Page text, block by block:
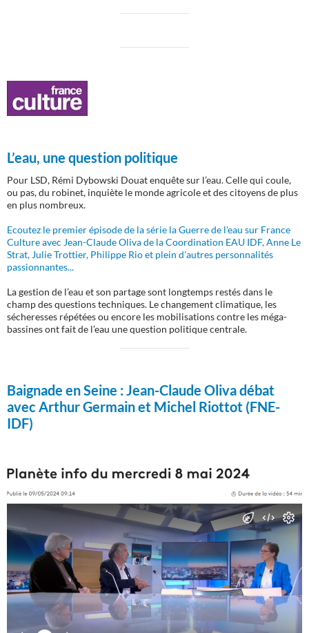
L’eau, une question politique
Pour LSD, Rémi Dybowski Douat enquête sur l’eau. Celle qui coule,
ou pas, du robinet, inquiète le monde agricole et des citoyens de plus
en plus nombreux.
Ecoutez le premier épisode de la série la Guerre de l'eau sur France
Culture avec Jean-Claude Oliva de la Coordination EAU IDF, Anne Le
Strat, Julie Trottier, Philippe Rio et plein d'autres personnalités
passionnantes...
La gestion de l’eau et son partage sont longtemps restés dans le
champ des questions techniques. Le changement climatique, les
sécheresses répétées ou encore les mobilisations contre les méga-
bassines ont fait de l’eau une question politique centrale.
Baignade en Seine :Jean-Claude Oliva débat
avec Arthur Germain et Michel Riottot (FNE-
IDF)